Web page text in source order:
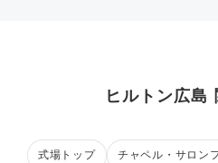
ヒルトン広島
式場トップ チャペル・サロン